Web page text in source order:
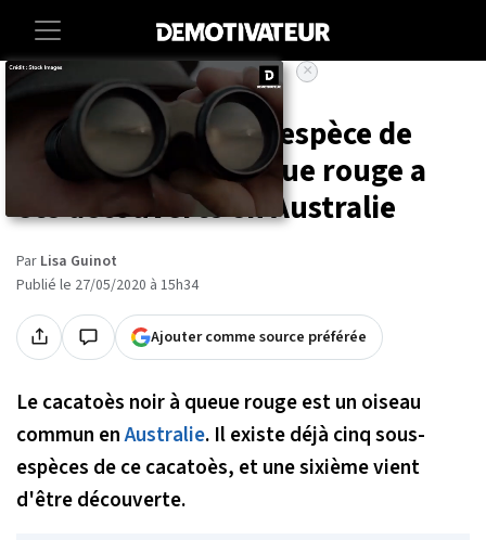
Accueil Societe Animaux
Une nouvelle sous-espèce de
cacatoès noir à queue rouge a
été découverte en Australie
Par Lisa Guinot
Publié le 27/05/2020 à 15h34
Ajouter comme source préférée
×
Le cacatoès noir à queue rouge est un oiseau
commun enAustralie. Il existe déjà cinq sous-
espèces de ce cacatoès, et une sixième vient
d'être découverte.